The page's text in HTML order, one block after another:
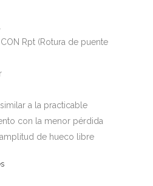
Rpt (Rotura de puente
a la practicable
con la menor pérdida
de hueco libre